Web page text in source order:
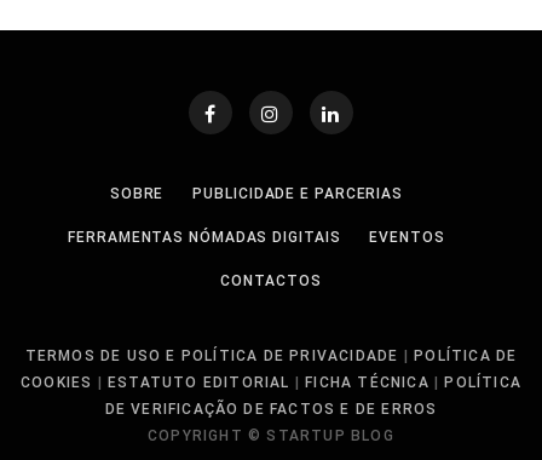
SOBRE PUBLICIDADE E PARCERIAS
FERRAMENTAS NÓMADAS DIGITAIS EVENTOS
CONTACTOS
TERMOS DE USO E POLÍTICA DE PRIVACIDADE |POLÍTICA DE
COOKIES | ESTATUTO EDITORIAL |FICHA TÉCNICA |POLÍTICA
DE VERIFICAÇÃO DE FACTOS E DE ERROS
COPYRIGHT © STARTUP BLOG